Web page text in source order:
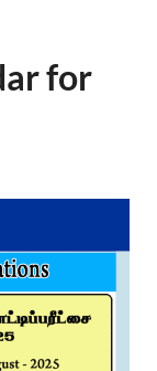
for